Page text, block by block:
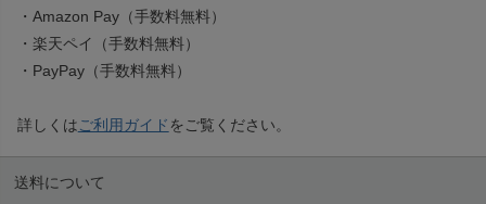
・Amazon Pay（手数料無料）
・楽天ペイ（手数料無料）
・PayPay（手数料無料）
詳しくはご利用ガイド をご覧ください。
送料について